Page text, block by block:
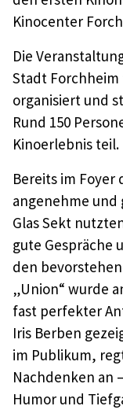
Kinocenter
Die
Stadt Forchheim
organisiert und
Rund 150
Kinoerlebnis teil.
Bereits im Foyer
angenehme und
Glas Sekt
gute Gespräche
den
„Union“ wurde
fast perfekter
Iris Berben
im Publikum,
Nachdenken an
Humor und